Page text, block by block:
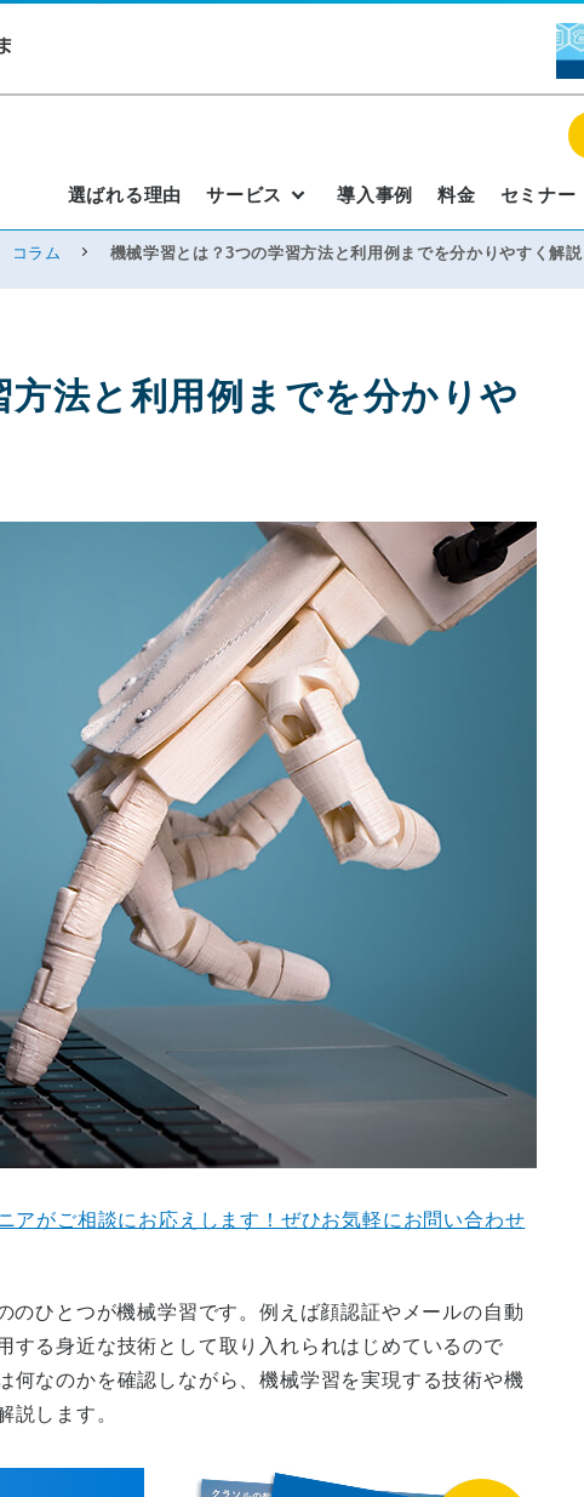
選ばれる理由 サービス 導入事例 料金 セミナー
コラム 機械学習とは？3つの学習方法と利用例までを分かりやすく解説
法と利用例までを分かりや
アがご相談にお応えします！ぜひお気軽にお問い合わせ
ひとつが機械学習です。例えば顔認証やメールの自動
する身近な技術として取り入れられはじめているので
何なのかを確認しながら、機械学習を実現する技術や機
説します。